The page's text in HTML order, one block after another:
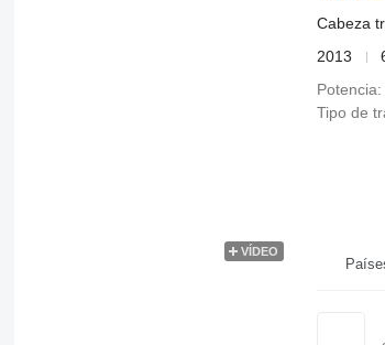
VÍDEO
Cabeza
2013
Potencia
Tipo de